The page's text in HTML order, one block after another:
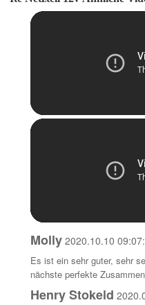
Molly 2020.10.10
Es ist ein sehr guter, sehr
nächste perfekte
Henry Stokeld